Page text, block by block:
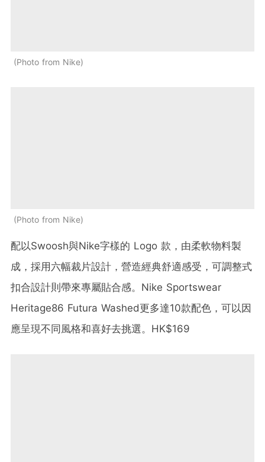
Photo from Nike
Photo from Nike
配以Swoosh與Nike字樣的 Logo 款，由柔軟物料製
成，採用六幅裁片設計，營造經典舒適感受，可調整式
扣合設計則帶來專屬貼合感。Nike Sportswear
Heritage86 Futura Washed更多達10款配色，可以因
應呈現不同風格和喜好去挑選。HK$169